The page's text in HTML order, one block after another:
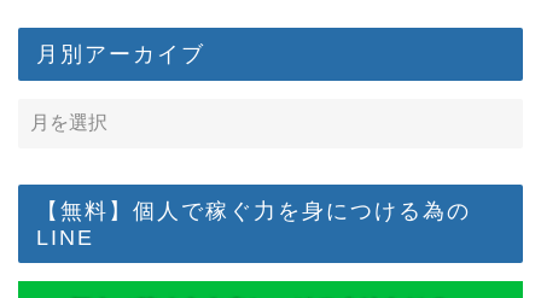
月別アーカイブ
【無料】個人で稼ぐ力を身につける為の
LINE